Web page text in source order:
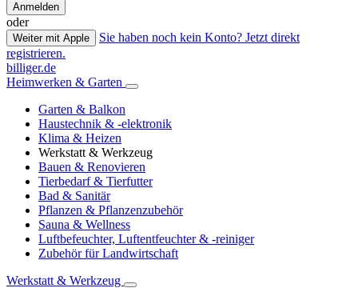
Anmelden
oder
Weiter mit Apple
Sie haben noch kein Konto? Jetzt direkt
registrieren.
billiger.de
Heimwerken & Garten
Garten & Balkon
Haustechnik & -elektronik
Klima & Heizen
Werkstatt & Werkzeug
Bauen & Renovieren
Tierbedarf & Tierfutter
Bad & Sanitär
Pflanzen & Pflanzenzubehör
Sauna & Wellness
Luftbefeuchter, Luftentfeuchter & -reiniger
Zubehör für Landwirtschaft
Werkstatt & Werkzeug